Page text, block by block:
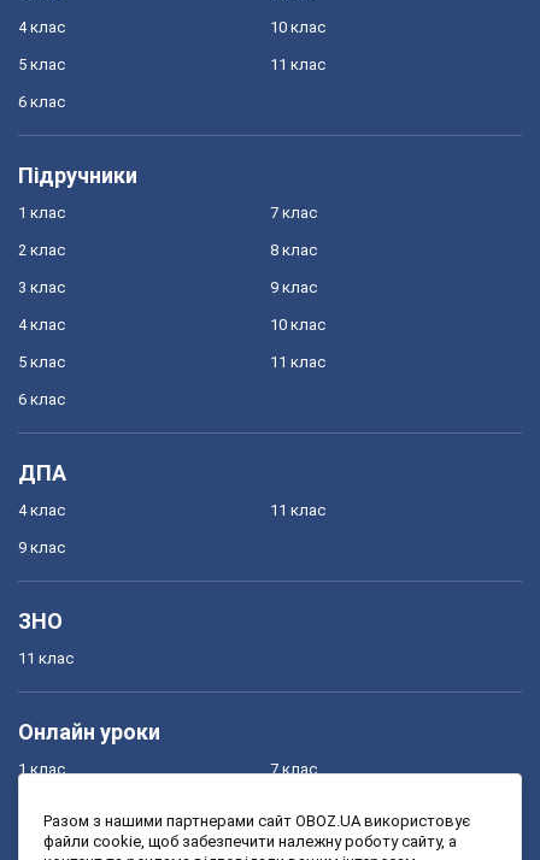
4 клас
5 клас
6 клас
10 клас
11 клас
Підручники
1 клас
2 клас
3 клас
4 клас
5 клас
6 клас
7 клас
8 клас
9 клас
10 клас
11 клас
ДПА
4 клас
9 клас
11 клас
ЗНО
11 клас
Онлайн уроки
1 клас
3 клас
7 клас
9 клас
Разом з нашими партнерами сайт OBOZ.UA використовує
файли cookie, щоб забезпечити належну роботу сайту, а